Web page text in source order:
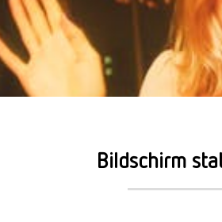
HAMBURG
ONLINE
POTSDAM
DIGITALE ANGEBOTE
GRUPPENTHERAPIE
Bildschirm